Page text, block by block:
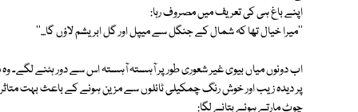
اپنے باغ ہی کی تعریف میں مصروف رہا:
''میرا خیال تھا کہ شمال کے جنگل سے میپل اور گل ابریشم لاؤں گا...''
اب دونوں میاں بیوی غیر شعوری طور پر آہستہ آہستہ اس سے دور ہٹنے
پر دیدہ زیب اور خوش رنگ چمکیلی ٹائلوں سے مزین ہونے کے باعث بہت متاثر
چوٹ مارتے ہوئے بتانے لگا: